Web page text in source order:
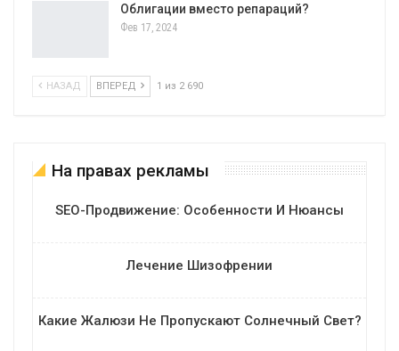
Облигации вместо репараций?
Фев 17, 2024
НАЗАД ВПЕРЕД 1 из 2 690
На правах рекламы
SEO-Продвижение: Особенности И Нюансы
Лечение Шизофрении
Какие Жалюзи Не Пропускают Солнечный Свет?